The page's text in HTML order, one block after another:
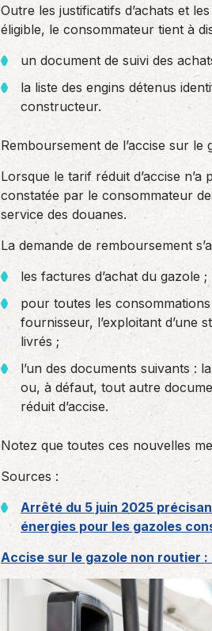
Outre les justificatifs d’achats et
éligible, le consommateur tient à
un document de suivi des
la liste des engins détenus
constructeur.
Remboursement de l’accise sur
Lorsque le tarif réduit d’accise
constatée par le consommateur
service des douanes.
La demande de remboursement
les factures d’achat du gazole ;
pour toutes les
fournisseur, l’exploitant
livrés ;
l’un des documents suivants :
ou, à défaut, tout autre
réduit d’accise.
Notez que toutes ces nouvelles
Sources :
Arrêté du 5 juin 2025
énergies pour les gazoles
Accise sur le gazole non routier